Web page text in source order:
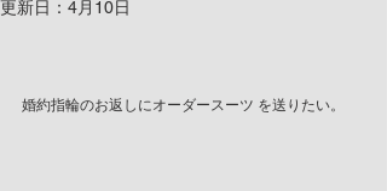
更新日： 4月10日
婚約指輪のお返しにオーダースーツ を送りたい。